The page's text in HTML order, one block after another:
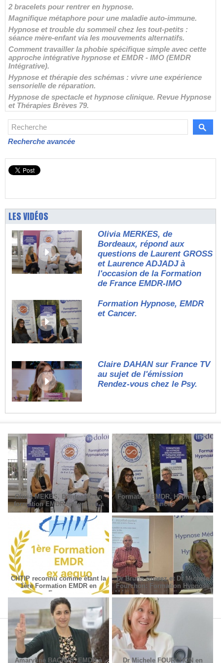
2 bracelets pour rentrer en hypnose.
Magnifique métaphore pour une maladie auto-immune.
Hypnose et trouble du sommeil chez les tout-petits :
séance mère-enfant via les mouvements alternatifs.
Comment travailler la phobie spécifique simple avec cette
approche intégrative hypnose et EMDR - IMO (EMDR
Intégrative).
Hypnose et thérapie des schémas : vivre une expérience
sensorielle de réparation.
Hypnose de spectacle et hypnose clinique. Revue Hypnose
et Thérapies Brèves 79.
Recherche avancée
LES VIDÉOS
Olivia MERKES, de
Bordeaux, répond aux
questions de Laurent GROSS
et Laurence ADJADJ à
l'occasion de la Formation
de France EMDR-IMO
Formation Hypnose, EMDR
et Cancer.
Claire DAHAN sur France TV
au sujet de l'émission
Rendez-vous chez le Psy.
Olivia MEKES, Bordeaux, en
formation EMDR Intégrative à
Paris
Formation EMDR, Hypnose et
Cancer
CHTIP reconnu comme étant la
1ère Formation EMDR en
France
Dr Bruno Suarez et Dr Michèle
Fourchon: Formation Hypnose
Médicale en Radiodiagnostic et
Radiothérapie.
Amaryline BACHIRI, EMDR à Dr Michele FOURCHON en